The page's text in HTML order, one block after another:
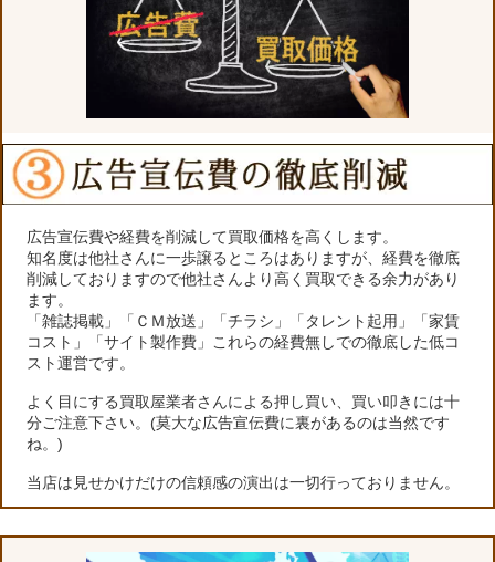
広告宣伝費や経費を削減して買取価格を高くします。
知名度は他社さんに一歩譲るところはありますが、経費を徹底
削減しておりますので他社さんより高く買取できる余力があり
ます。
「雑誌掲載」「ＣＭ放送」「チラシ」「タレント起用」「家賃
コスト」「サイト製作費」これらの経費無しでの徹底した低コ
スト運営です。
よく目にする買取屋業者さんによる押し買い、買い叩きには十
分ご注意下さい。(莫大な広告宣伝費に裏があるのは当然です
ね。)
当店は見せかけだけの信頼感の演出は一切行っておりません。